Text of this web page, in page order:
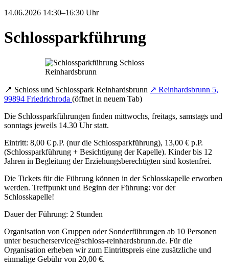
14.06.2026 14:30–16:30 Uhr
Schlossparkführung
📍 Schloss und Schlosspark Reinhardsbrunn ↗ Reinhardsbrunn 5,
99894 Friedrichroda (öffnet in neuem Tab)
Die Schlossparkführungen finden mittwochs, freitags, samstags und
sonntags jeweils 14.30 Uhr statt.
Eintritt: 8,00 € p.P. (nur die Schlossparkführung), 13,00 € p.P.
(Schlossparkführung + Besichtigung der Kapelle). Kinder bis 12
Jahren in Begleitung der Erziehungsberechtigten sind kostenfrei.
Die Tickets für die Führung können in der Schlosskapelle erworben
werden. Treffpunkt und Beginn der Führung: vor der
Schlosskapelle!
Dauer der Führung: 2 Stunden
Organisation von Gruppen oder Sonderführungen ab 10 Personen
unter besucherservice@schloss-reinhardsbrunn.de. Für die
Organisation erheben wir zum Eintrittspreis eine zusätzliche und
einmalige Gebühr von 20,00 €.